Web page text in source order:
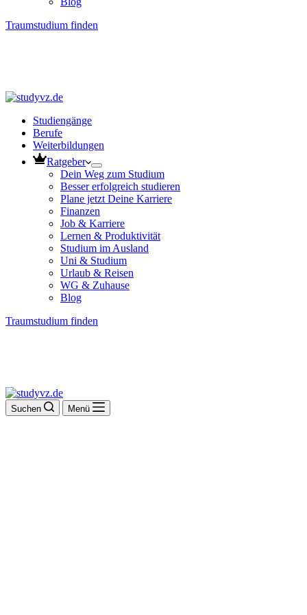
Traumstudium finden
Studiengänge
Berufe
Weiterbildungen
Ratgeber
Dein Weg zum Studium
Besser erfolgreich studieren
Plane jetzt Deine Karriere
Finanzen
Job & Karriere
Lernen & Produktivität
Studium im Ausland
Uni & Studium
Urlaub & Reisen
WG & Zuhause
Blog
Traumstudium finden
Suchen Menü